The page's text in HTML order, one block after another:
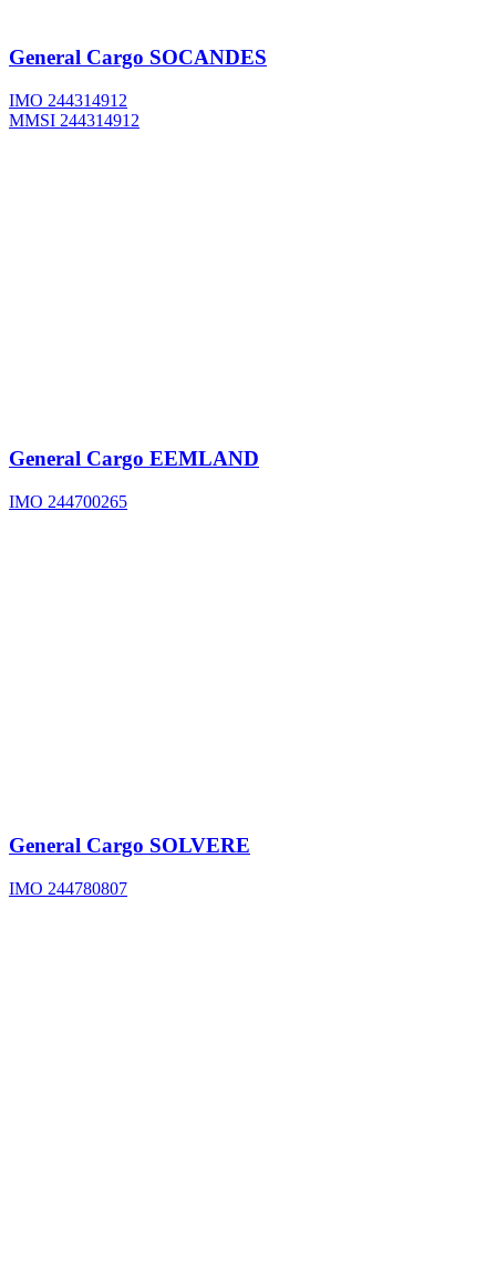
General Cargo SOCANDES
IMO 244314912
MMSI 244314912
General Cargo EEMLAND
IMO 244700265
General Cargo SOLVERE
IMO 244780807